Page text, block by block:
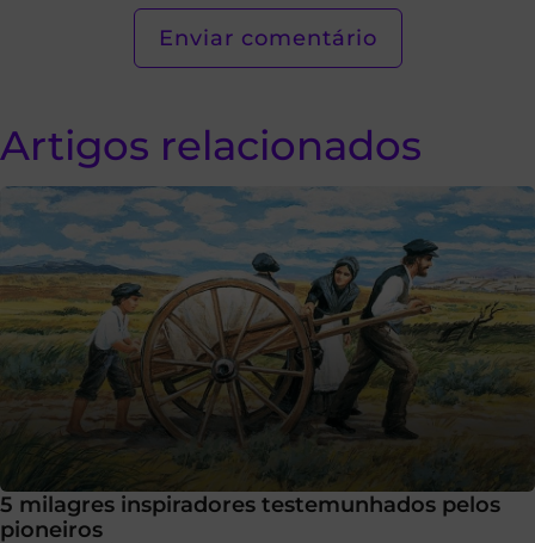
Artigos relacionados
5 milagres inspiradores testemunhados pelos
pioneiros